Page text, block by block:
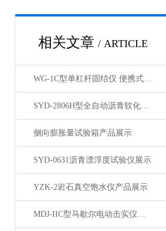
相关文章 / ARTICLE
WG-1C型单杠杆固结仪 便携式轻便单联固结仪产品展示
SYD-2806H型全自动沥青软化点仪 产品展示
侧向膨胀量试验箱产品展示
SYD-0631沥青漂浮度试验仪展示
YZK-2岩石真空饱水仪产品展示
MDJ-IIC型马歇尔电动击实仪（两用）产品展示